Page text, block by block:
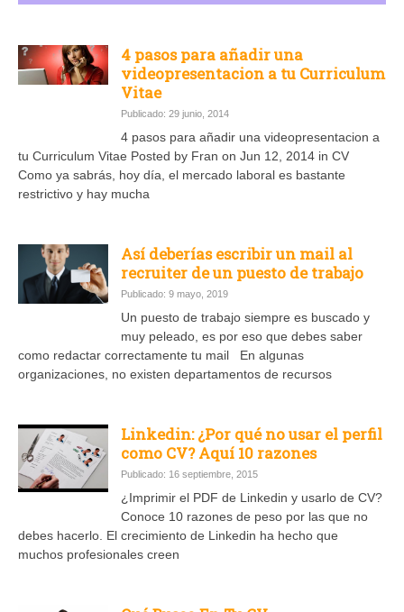
4 pasos para añadir una
videopresentacion a tu Curriculum
Vitae
Publicado: 29 junio, 2014
4 pasos para añadir una videopresentacion a
tu Curriculum Vitae Posted by Fran on Jun 12, 2014 in CV
Como ya sabrás, hoy día, el mercado laboral es bastante
restrictivo y hay mucha
Así deberías escribir un mail al
recruiter de un puesto de trabajo
Publicado: 9 mayo, 2019
Un puesto de trabajo siempre es buscado y
muy peleado, es por eso que debes saber
como redactar correctamente tu mail En algunas
organizaciones, no existen departamentos de recursos
Linkedin: ¿Por qué no usar el perfil
como CV? Aquí 10 razones
Publicado: 16 septiembre, 2015
¿Imprimir el PDF de Linkedin y usarlo de CV?
Conoce 10 razones de peso por las que no
debes hacerlo. El crecimiento de Linkedin ha hecho que
muchos profesionales creen